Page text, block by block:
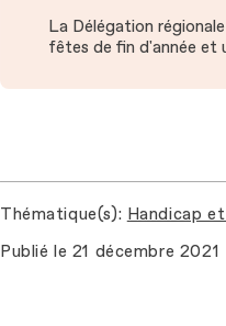
La Délégation
fêtes de fin d'année et
Thématique(s) Handicap
Publié le 21 décembre 2021